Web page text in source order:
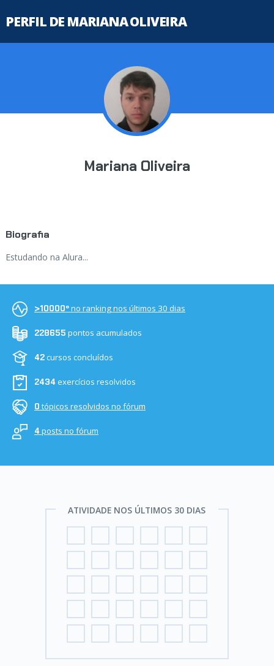
PERFIL DE MARIANA OLIVEIRA
Mariana Oliveira
Biografia
Estudando na Alura...
>10000ºno ranking nos últimos 30 dias
228655 pontos acumulados
42cursos concluídos
2434exercícios resolvidos
0 tópicos resolvidos no fórum
4posts no fórum
ATIVIDADE NOS ÚLTIMOS 30 DIAS